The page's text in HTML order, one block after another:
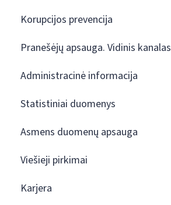
Korupcijos prevencija
Pranešėjų apsauga. Vidinis kanalas
Administracinė informacija
Statistiniai duomenys
Asmens duomenų apsauga
Viešieji pirkimai
Karjera